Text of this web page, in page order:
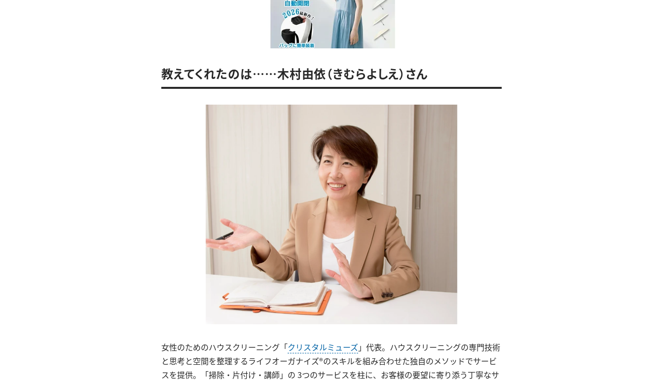
教えてくれたのは……木村由依（きむらよしえ）さん
女性のためのハウスクリーニング「クリスタルミューズ 」代表。ハウスクリーニングの専門技術
と思考と空間を整理するライフオーガナイズ®のスキルを組み合わせた独自のメソッドでサービ
スを提供。「掃除・片付け・講師」の 3つのサービスを柱に、お客様の要望に寄り添う丁寧なサ